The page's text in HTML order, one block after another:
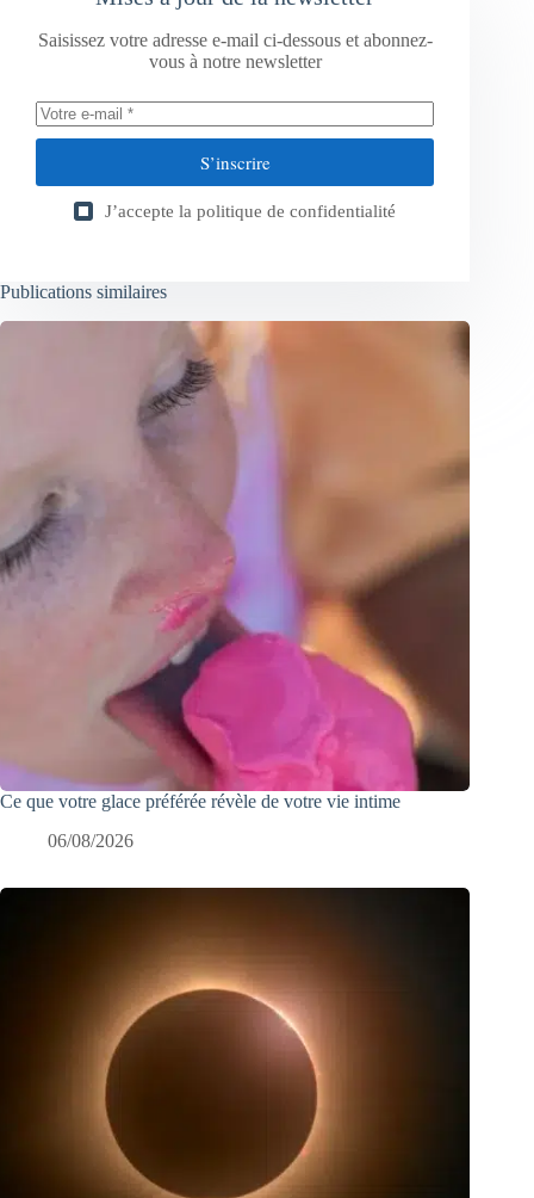
Saisissez votre adresse e-mail ci-dessous et abonnez-
vous à notre newsletter
S’inscrire
J’accepte la politique de confidentialité
Publications similaires
Ce que votre glace préférée révèle de votre vie intime
06/08/2026